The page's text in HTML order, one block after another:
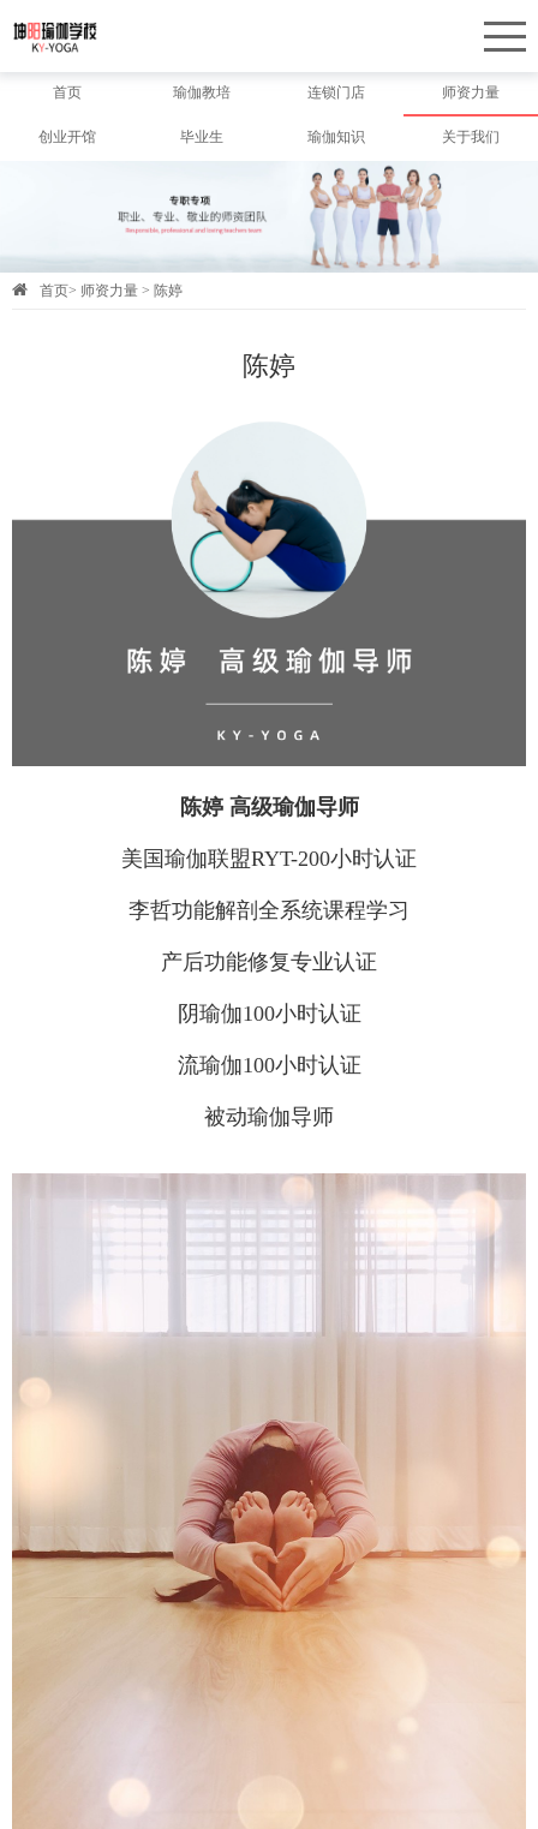
首页 瑜伽教培 连锁门店 师资力量
创业开馆 毕业生 瑜伽知识 关于我们
首页> 师资力量 > 陈婷
陈婷
陈婷 高级瑜伽导师
美国瑜伽联盟RYT-200小时认证
李哲功能解剖全系统课程学习
产后功能修复专业认证
阴瑜伽100小时认证
流瑜伽100小时认证
被动瑜伽导师